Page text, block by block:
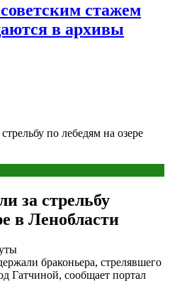
стажем
в архивы
по лебедям на озере
за стрельбу
в Ленобласти
браконьера, стрелявшего
Гатчиной, сообщает портал